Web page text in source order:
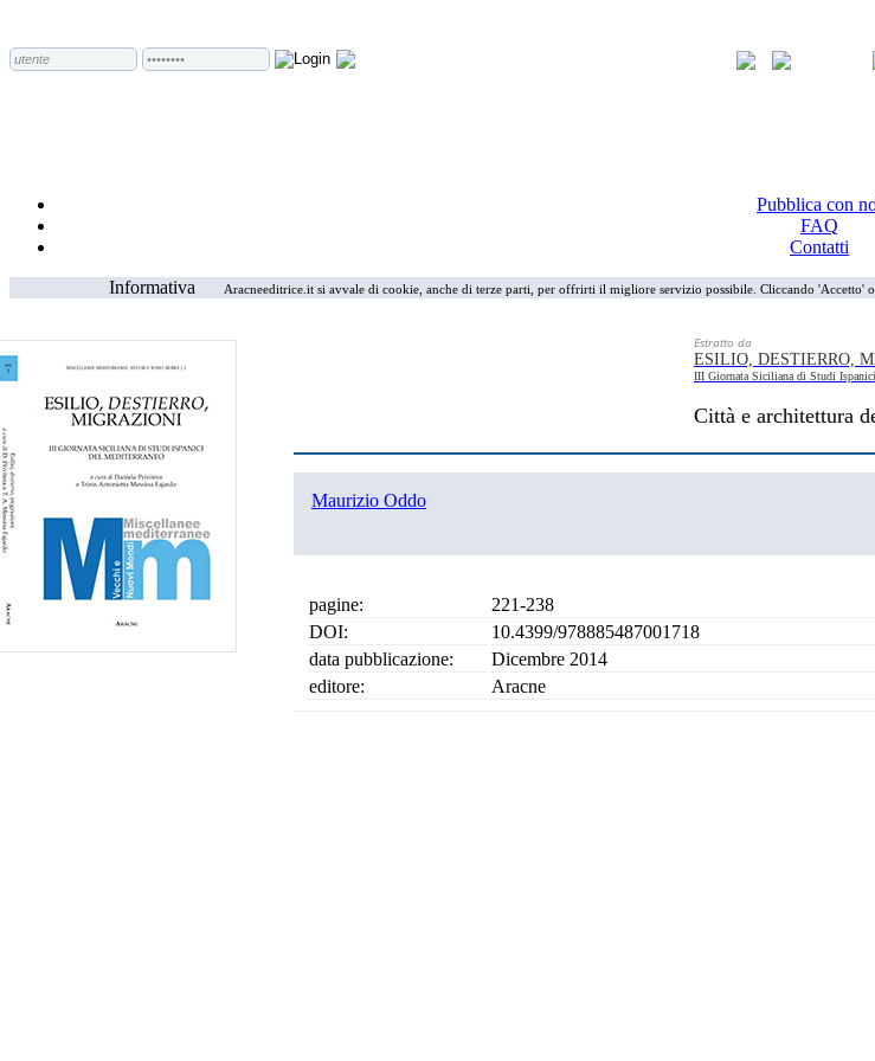
Pubblica con
FAQ
Contatti
Informativa
Aracneeditrice.it si avvale di cookie, anche di terze parti, per offrirti il migliore servizio possibile. Cliccando 'Accetto'
Estratto da
ESILIO, DESTIERRO,
III Giornata Siciliana di Studi
Città e architettura
Maurizio Oddo
pagine:
221-238
DOI:
10.4399/978885487001718
data pubblicazione:
Dicembre 2014
editore:
Aracne